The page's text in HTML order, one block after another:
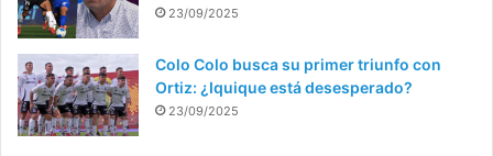
23/09/2025
Colo Colo busca su primer triunfo con
Ortiz: ¿Iquique está desesperado?
23/09/2025